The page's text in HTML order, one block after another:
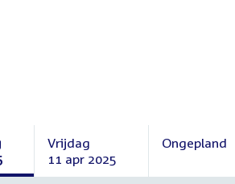
Vrijdag
11 apr 2025
Vrijdag
Ongepland